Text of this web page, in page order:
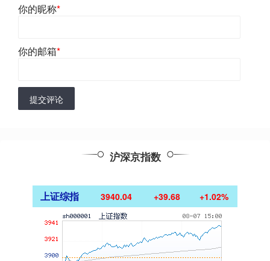
你的昵称*
你的邮箱*
提交评论
沪深京指数
上证综指 3940.04 +39.68 +1.02%